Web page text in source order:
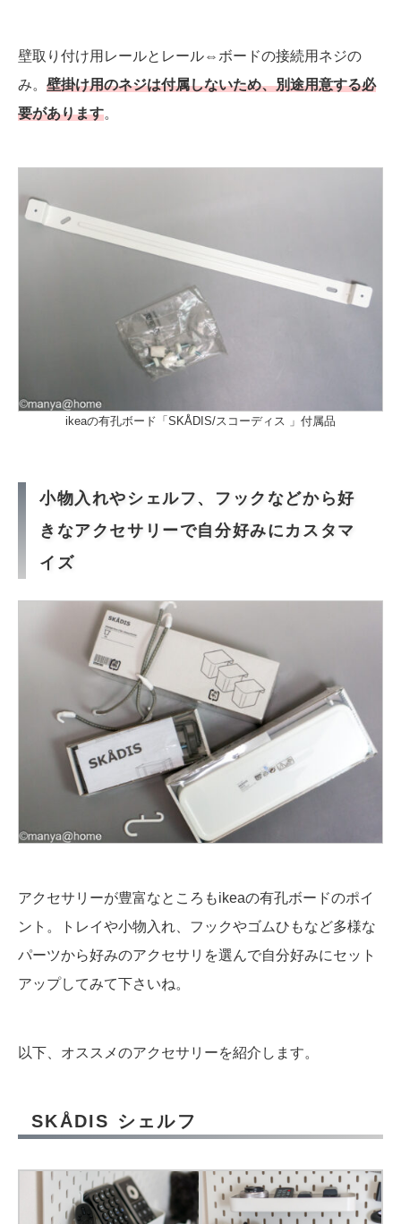
壁取り付け用レールとレール⇔ボードの接続用ネジの
み。 壁掛け用のネジは付属しないため、別途用意する必
要があります。
ikeaの有孔ボード「SKÅDIS/スコーディス 」付属品
小物入れやシェルフ、フックなどから好
きなアクセサリーで自分好みにカスタマ
イズ
アクセサリーが豊富なところもikeaの有孔ボードのポイ
ント。トレイや小物入れ、フックやゴムひもなど多様な
パーツから好みのアクセサリを選んで自分好みにセット
アップしてみて下さいね。
以下、オススメのアクセサリーを紹介します。
SKÅDIS シェルフ